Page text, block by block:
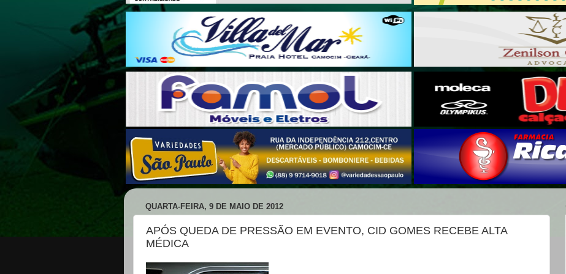
QUARTA-FEIRA, 9 DE MAIO DE 2012
APÓS QUEDA DE PRESSÃO EM EVENTO, CID GOMES RECEBE ALTA
MÉDICA